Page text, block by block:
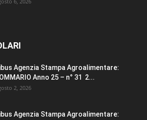
Agenzia Stampa Agroalimentare:
Anno 25 – n° 31 2...
2, 2026
Agenzia Stampa Agroalimentare: